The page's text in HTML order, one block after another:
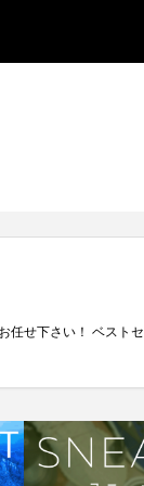
せ下さい！ ベスト